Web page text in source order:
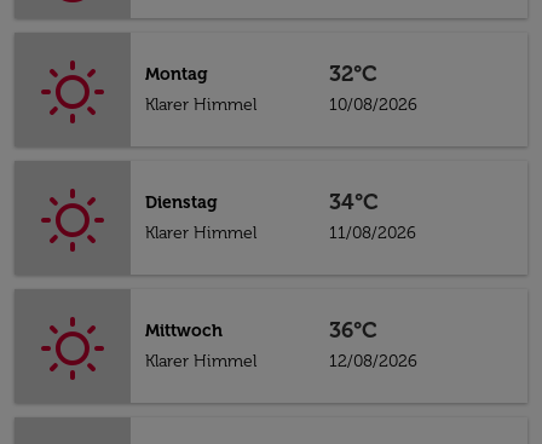
Montag
Klarer Himmel
32°C
10/08/2026
Dienstag
Klarer Himmel
34°C
11/08/2026
Mittwoch
Klarer Himmel
36°C
12/08/2026